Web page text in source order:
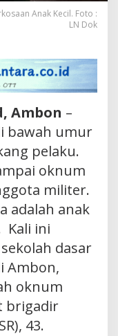
Anak Kecil. Foto :
LN Dok
Ambon –
bawah umur
pelaku.
oknum
militer.
adalah anak
Kali ini
dasar
Ambon,
oknum
brigadir
43.